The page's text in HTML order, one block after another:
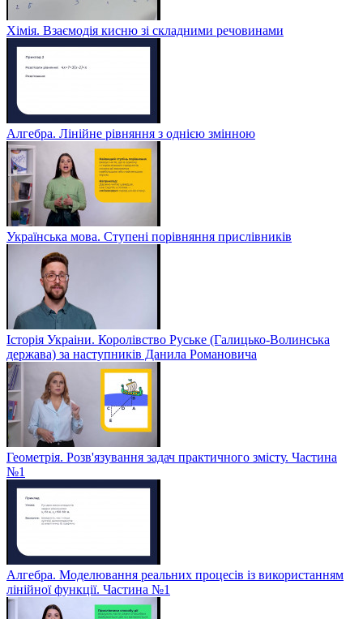
Хімія. Взаємодія кисню зі складними речовинами
Алгебра. Лінійне рівняння з однією змінною
Українська мова. Ступені порівняння прислівників
Історія Украіни. Королівство Руське (Галицько-Волинська
держава) за наступників Данила Романовича
Геометрія. Розв'язування задач практичного змісту. Частина
№1
Алгебра. Моделювання реальних процесів із використанням
лінійної функції. Частина №1